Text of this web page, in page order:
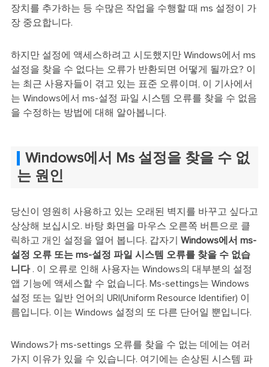
장치를 추가하는 등 수많은 작업을 수행할 때 ms 설정이 가
장 중요합니다.
하지만 설정에 액세스하려고 시도했지만 Windows에서 ms
설정을 찾을 수 없다는 오류가 반환되면 어떻게 될까요? 이
는 최근 사용자들이 겪고 있는 표준 오류이며, 이 기사에서
는 Windows에서 ms-설정 파일 시스템 오류를 찾을 수 없음
을 수정하는 방법에 대해 알아봅니다.
Windows에서 Ms 설정을 찾을 수 없
는 원인
당신이 영원히 사용하고 있는 오래된 벽지를 바꾸고 싶다고
상상해 보십시오. 바탕 화면을 마우스 오른쪽 버튼으로 클
릭하고 개인 설정을 열어 봅니다. 갑자기 Windows에서 ms-
설정 오류 또는 ms-설정 파일 시스템 오류를 찾을 수 없습
니다. 이 오류로 인해 사용자는 Windows의 대부분의 설정
앱 기능에 액세스할 수 없습니다. Ms-settings는 Windows
설정 또는 일반 언어의 URI(Uniform Resource Identifier) 이
름입니다. 이는 Windows 설정의 또 다른 단어일 뿐입니다.
Windows가 ms-settings 오류를 찾을 수 없는 데에는 여러
가지 이유가 있을 수 있습니다. 여기에는 손상된 시스템 파